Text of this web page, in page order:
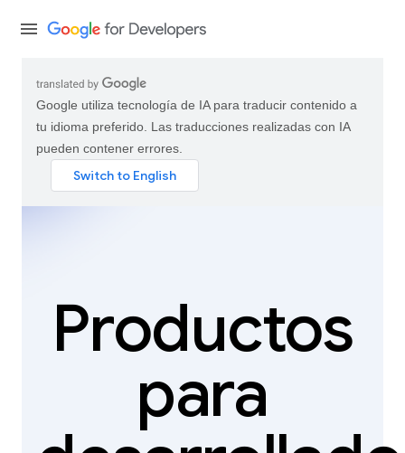
Google utiliza tecnología de IA para traducir contenido a
tu idioma preferido. Las traducciones realizadas con IA
pueden contener errores.
Productos
para